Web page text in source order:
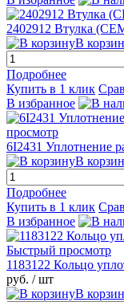
2402912 Втулка
В
Подробнее
Купить в 1 клик
В избранное
просмотр
6I2431 Уплотнение
В
Подробнее
Купить в 1 клик
В избранное
Быстрый просмотр
1183122 Кольцо
руб. / шт
В